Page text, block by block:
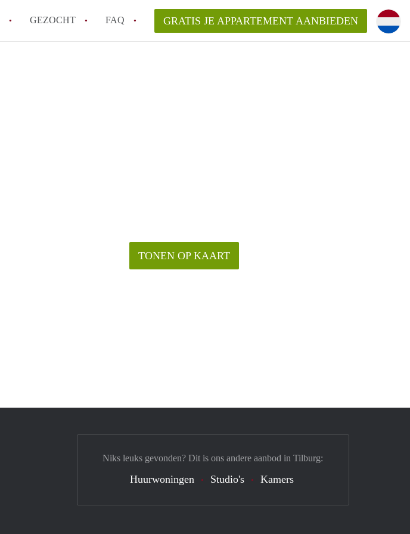
GEZOCHT FAQ GRATIS JE APPARTEMENT AANBIEDEN
TONEN OP KAART
Niks leuks gevonden? Dit is ons andere aanbod in Tilburg:
Huurwoningen Studio's Kamers